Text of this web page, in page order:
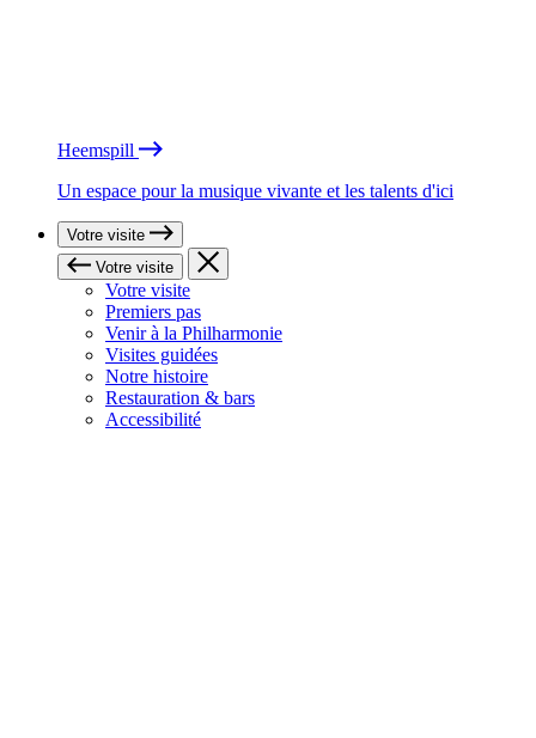
Heemspill
Un espace pour la musique vivante et les talents d'ici
Votre visite
Votre visite
Votre visite
Premiers pas
Venir à la Philharmonie
Visites guidées
Notre histoire
Restauration & bars
Accessibilité